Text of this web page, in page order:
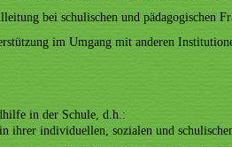
bei schulischen und pädagogischen
im Umgang mit anderen
in der Schule, d.h.:
ihrer individuellen, sozialen und